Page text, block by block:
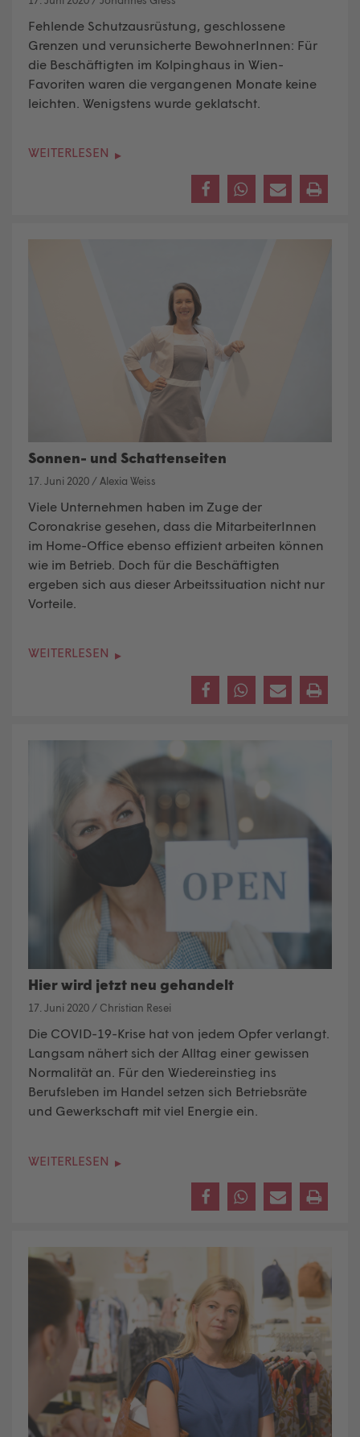
Fehlende Schutzausrüstung, geschlossene
Grenzen und verunsicherte BewohnerInnen: Für
die Beschäftigten im Kolpinghaus in Wien-
Favoriten waren die vergangenen Monate keine
leichten. Wenigstens wurde geklatscht.
WEITERLESEN
Sonnen- und Schattenseiten
17. Juni 2020 / Alexia Weiss
Viele Unternehmen haben im Zuge der
Coronakrise gesehen, dass die MitarbeiterInnen
im Home-Office ebenso effizient arbeiten können
wie im Betrieb. Doch für die Beschäftigten
ergeben sich aus dieser Arbeitssituation nicht nur
Vorteile.
WEITERLESEN
Hier wird jetzt neu gehandelt
17. Juni 2020 / Christian Resei
Die COVID-19-Krise hat von jedem Opfer verlangt.
Langsam nähert sich der Alltag einer gewissen
Normalität an. Für den Wiedereinstieg ins
Berufsleben im Handel setzen sich Betriebsräte
und Gewerkschaft mit viel Energie ein.
WEITERLESEN